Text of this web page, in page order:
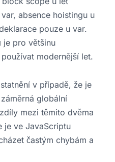
absence hoistingu u
pouze u var.
je pro většinu
modernější let.
v případě, že je
globální
mezi těmito dvěma
je ve JavaScriptu
častým chybám a